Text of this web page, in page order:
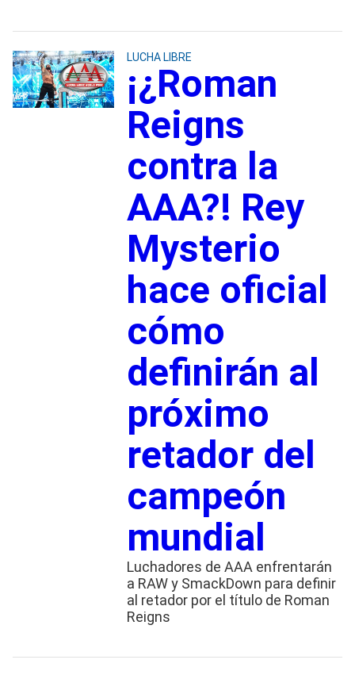
LUCHA LIBRE
¡¿Roman
Reigns
contra la
AAA?! Rey
Mysterio
hace oficial
cómo
definirán al
próximo
retador del
campeón
mundial
Luchadores de AAA enfrentarán
a RAW y SmackDown para definir
al retador por el título de Roman
Reigns